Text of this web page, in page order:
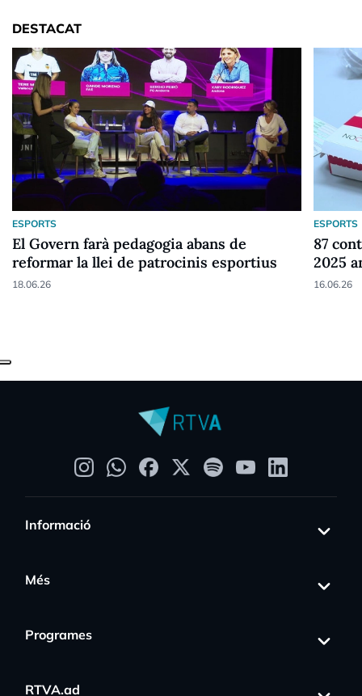
DESTACAT
ESPORTS
El Govern farà pedagogia abans de
reformar la llei de patrocinis esportius
18.06.26
ESPORTS
87
2025
16.06.26
Informació
Més
Programes
RTVA.ad